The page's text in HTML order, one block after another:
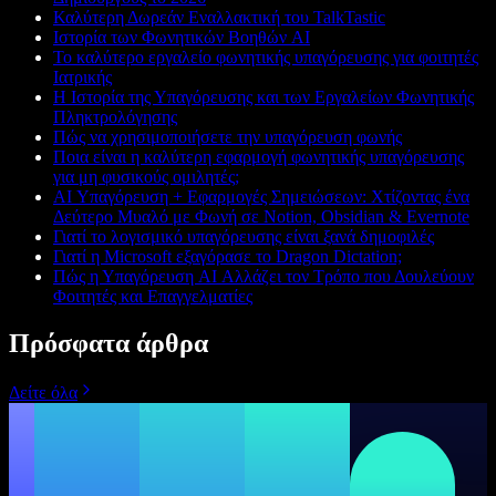
Καλύτερη Δωρεάν Εναλλακτική του TalkTastic
Ιστορία των Φωνητικών Βοηθών AI
Το καλύτερο εργαλείο φωνητικής υπαγόρευσης για φοιτητές
Ιατρικής
Η Ιστορία της Υπαγόρευσης και των Εργαλείων Φωνητικής
Πληκτρολόγησης
Πώς να χρησιμοποιήσετε την υπαγόρευση φωνής
Ποια είναι η καλύτερη εφαρμογή φωνητικής υπαγόρευσης
για μη φυσικούς ομιλητές;
AI Υπαγόρευση + Εφαρμογές Σημειώσεων: Χτίζοντας ένα
Δεύτερο Μυαλό με Φωνή σε Notion, Obsidian & Evernote
Γιατί το λογισμικό υπαγόρευσης είναι ξανά δημοφιλές
Γιατί η Microsoft εξαγόρασε το Dragon Dictation;
Πώς η Υπαγόρευση AI Αλλάζει τον Τρόπο που Δουλεύουν
Φοιτητές και Επαγγελματίες
Πρόσφατα άρθρα
Δείτε όλα